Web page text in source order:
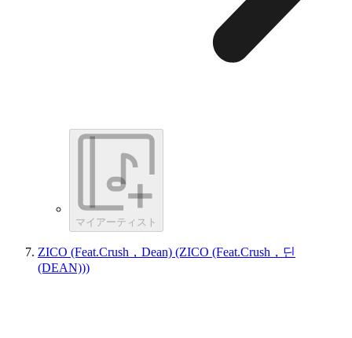
マイアーティスト
ZICO (Feat.Crush，Dean) (ZICO (Feat.Crush，딘
(DEAN)))